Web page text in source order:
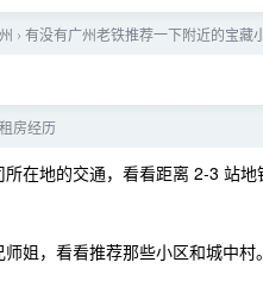
› 有没有广州老铁推荐一下附近的宝藏
房经历
在地的交通，看看距离 2-3 站
姐，看看推荐那些小区和城中村。